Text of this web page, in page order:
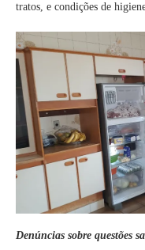
tratos, e condições de
Denúncias sobre questões